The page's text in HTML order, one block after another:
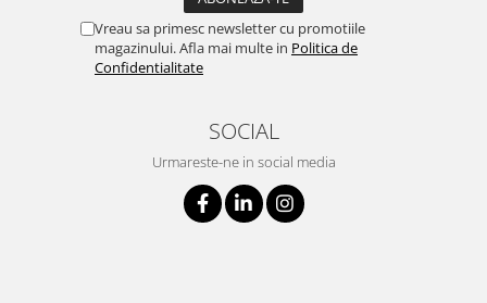
Vreau sa primesc newsletter cu promotiile
magazinului. Afla mai multe in Politica de
Confidentialitate
SOCIAL
Urmareste-ne in social media